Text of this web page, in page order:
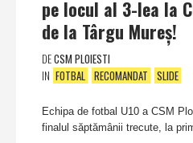
pe locul al 3-lea la
de la Târgu Mureş!
DECSM PLOIESTI
IN FOTBAL RECOMANDAT SLIDE
Echipa de fotbal U10 a CSM
finalul săptămânii trecute, la